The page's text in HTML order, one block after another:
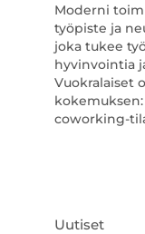
Moderni
työpiste ja
joka tukee
hyvinvointia
Vuokralaiset
coworking-
Uutiset